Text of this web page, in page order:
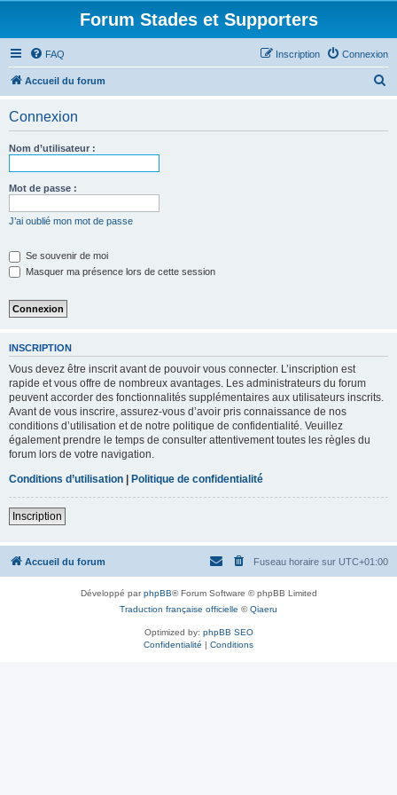
Forum Stades et Supporters
FAQ Connexion
Inscription
Accueil du forum
Connexion
Nom d’utilisateur :
Mot de passe :
J’ai oublié mon mot de passe
Se souvenir de moi
Masquer ma présence lors de cette session
INSCRIPTION
Vous devez être inscrit avant de pouvoir vous connecter. L’inscription est
rapide et vous offre de nombreux avantages. Les administrateurs du forum
peuvent accorder des fonctionnalités supplémentaires aux utilisateurs inscrits.
Avant de vous inscrire, assurez-vous d’avoir pris connaissance de nos
conditions d’utilisation et de notre politique de confidentialité. Veuillez
également prendre le temps de consulter attentivement toutes les règles du
forum lors de votre navigation.
Conditions d’utilisation | Politique de confidentialité
Inscription
Accueil du forum Fuseau horaire sur UTC+01:00
Développé parphpBB® Forum Software © phpBB Limited
Traduction française officielle ©Qiaeru
Optimized by: phpBB SEO
Confidentialité | Conditions